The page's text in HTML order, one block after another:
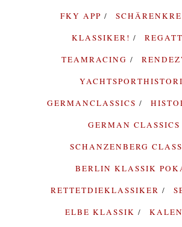
FKY APP
KLASSIKER!
TEAMRACING
GERMANCLASSICS
GERMAN CLASSICS
SCHANZENBERG
BERLIN KLASSIK
RETTETDIEKLASSIKER
ELBE KLASSIK